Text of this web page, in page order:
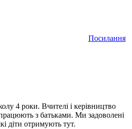
Посилання
4 роки. Вчителі і керівництво
з батьками. Ми задоволені
діти отримують тут.